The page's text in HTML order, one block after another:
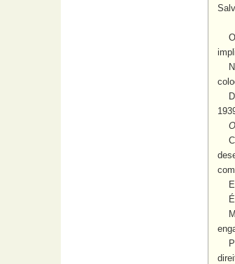
O
E
É